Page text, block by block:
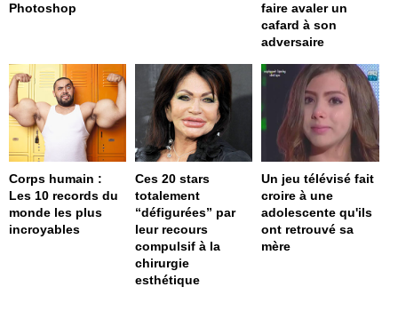
Photoshop
faire avaler un
cafard à son
adversaire
Corps humain :
Les 10 records du
monde les plus
incroyables
Ces 20 stars
totalement
“défigurées” par
leur recours
compulsif à la
chirurgie
esthétique
Un jeu télévisé fait
croire à une
adolescente qu'ils
ont retrouvé sa
mère